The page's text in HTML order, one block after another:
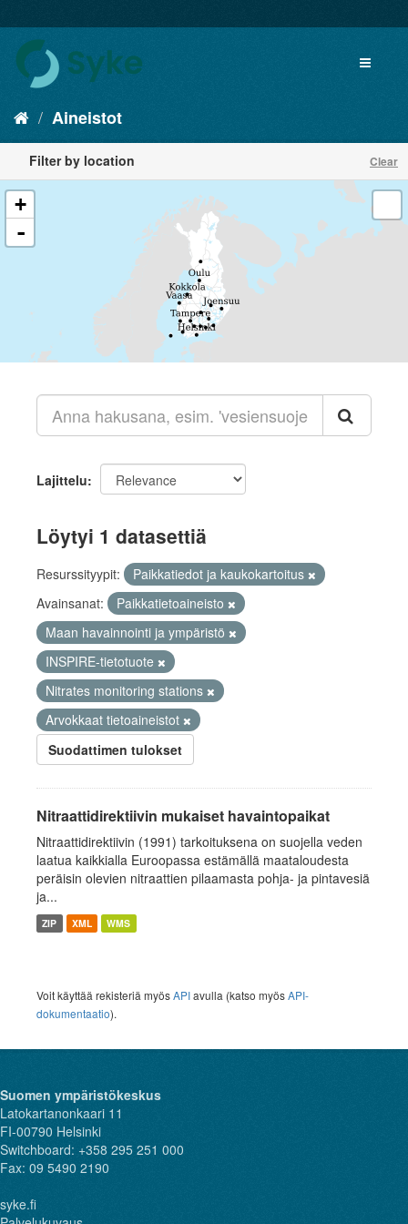
Aineistot
Filter by location Clear
+
-
Lajittelu
Löytyi 1 datasettiä
Resurssityypit:
Paikkatiedot ja kaukokartoitus
Avainsanat:
Paikkatietoaineisto
Maan havainnointi ja ympäristö
INSPIRE-tietotuote
Nitrates monitoring stations
Arvokkaat tietoaineistot
Suodattimen tulokset
Nitraattidirektiivin mukaiset havaintopaikat
Nitraattidirektiivin (1991) tarkoituksena on suojella veden
laatua kaikkialla Euroopassa estämällä maataloudesta
peräisin olevien nitraattien pilaamasta pohja- ja pintavesiä
ja...
ZIP XML WMS
Voit käyttää rekisteriä myösAPIavulla (katso myösAPI-
dokumentaatio).
Suomen ympäristökeskus
Latokartanonkaari 11
FI-00790 Helsinki
Switchboard: +358 295 251 000
Fax: 09 5490 2190
syke.fi